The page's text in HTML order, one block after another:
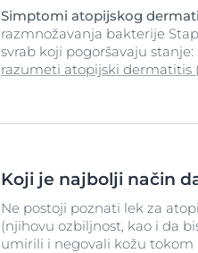
Simptomi atopijskog
razmnožavanja bakterije
svrab koji pogoršavaju
razumeti atopijski dermatitis
Koji je najbolji način
Ne postoji poznati lek za
(njihovu ozbiljnost, kao i da
umirili i negovali kožu tokom